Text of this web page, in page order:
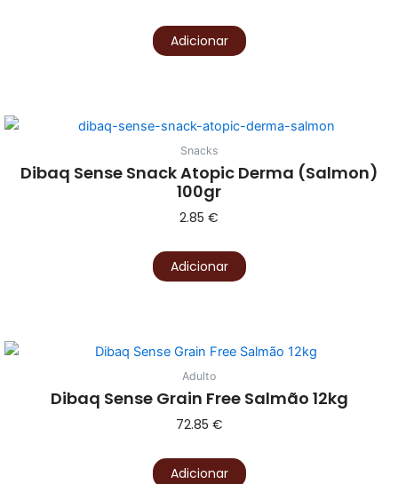
Adicionar
Snacks
Dibaq Sense Snack Atopic Derma (Salmon)
100gr
2.85 €
Adicionar
Adulto
Dibaq Sense Grain Free Salmão 12kg
72.85 €
Adicionar